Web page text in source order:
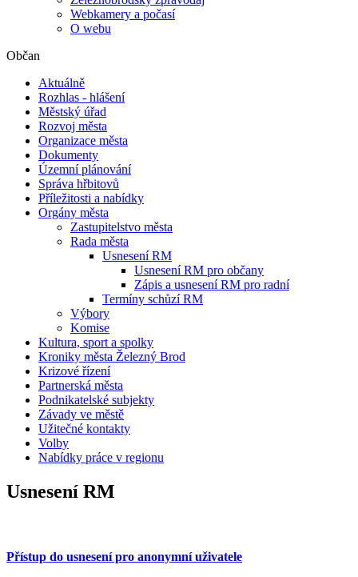
Webkamery a počasí
O webu
Občan
Aktuálně
Rozhlas - hlášení
Městský úřad
Rozvoj města
Organizace města
Dokumenty
Územní plánování
Správa hřbitovů
Příležitosti a nabídky
Orgány města
Zastupitelstvo města
Rada města
Usnesení RM
Usnesení RM pro občany
Zápis a usnesení RM pro radní
Termíny schůzí RM
Výbory
Komise
Kultura, sport a spolky
Kroniky města Železný Brod
Krizové řízení
Partnerská města
Podnikatelské subjekty
Závady ve městě
Užitečné kontakty
Volby
Nabídky práce v regionu
Usnesení RM
Přístup do usnesení pro anonymní uživatele